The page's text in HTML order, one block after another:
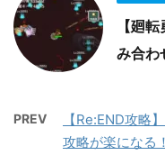
【廻
み合わ
PREV
【Re:END攻略
攻略が楽になる！